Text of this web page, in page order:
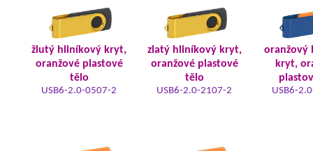
žlutý hliníkový kryt,
oranžové plastové
tělo
USB6-2.0-0507-2
zlatý hliníkový kryt,
oranžové plastové
tělo
USB6-2.0-2107-2
oranžový
kryt,
USB6-